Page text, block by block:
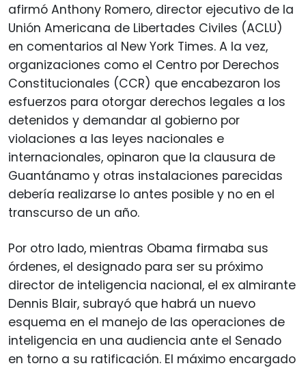
afirmó Anthony Romero, director ejecutivo de la
Unión Americana de Libertades Civiles (ACLU)
en comentarios al New York Times. A la vez,
organizaciones como el Centro por Derechos
Constitucionales (CCR) que encabezaron los
esfuerzos para otorgar derechos legales a los
detenidos y demandar al gobierno por
violaciones a las leyes nacionales e
internacionales, opinaron que la clausura de
Guantánamo y otras instalaciones parecidas
debería realizarse lo antes posible y no en el
transcurso de un año.
Por otro lado, mientras Obama firmaba sus
órdenes, el designado para ser su próximo
director de inteligencia nacional, el ex almirante
Dennis Blair, subrayó que habrá un nuevo
esquema en el manejo de las operaciones de
inteligencia en una audiencia ante el Senado
en torno a su ratificación. El máximo encargado